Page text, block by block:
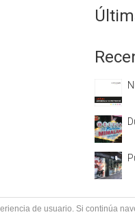
de usuario. Si continúa